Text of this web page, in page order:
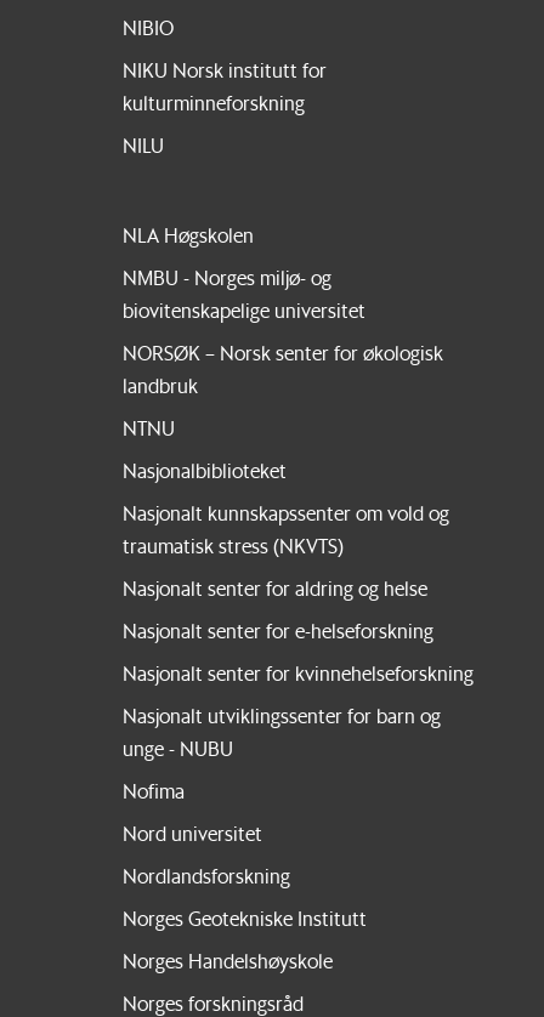
NIBIO
NIKU Norsk institutt for
kulturminneforskning
NILU
NLA Høgskolen
NMBU - Norges miljø- og
biovitenskapelige universitet
NORSØK – Norsk senter for økologisk
landbruk
NTNU
Nasjonalbiblioteket
Nasjonalt kunnskapssenter om vold og
traumatisk stress (NKVTS)
Nasjonalt senter for aldring og helse
Nasjonalt senter for e-helseforskning
Nasjonalt senter for kvinnehelseforskning
Nasjonalt utviklingssenter for barn og
unge - NUBU
Nofima
Nord universitet
Nordlandsforskning
Norges Geotekniske Institutt
Norges Handelshøyskole
Norges forskningsråd